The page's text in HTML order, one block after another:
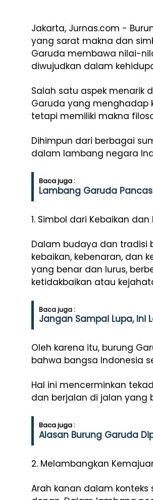
Jakarta, Jurnas.com -
yang sarat makna dan
Garuda membawa nilai-
diwujudkan dalam
Salah satu aspek
Garuda yang menghadap
tetapi memiliki makna
Dihimpun dari berbagai
dalam lambang negara
Baca juga :
Lambang Garuda
1. Simbol dari Kebaikan
Dalam budaya dan tradisi
kebaikan, kebenaran, dan
yang benar dan lurus,
ketidakbaikan atau
Baca juga :
Jangan Sampai Lupa, Ini
Oleh karena itu, burung
bahwa bangsa Indonesia
Hal ini mencerminkan
dan berjalan di jalan yang
Baca juga :
Alasan Burung Garuda
2. Melambangkan
Arah kanan dalam